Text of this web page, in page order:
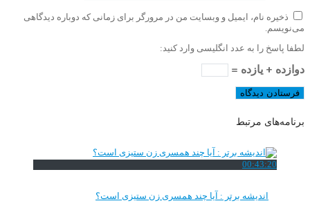
ذخیره نام، ایمیل و وبسایت من در مرورگر برای زمانی که دوباره دیدگاهی
می‌نویسم.
لطفا پاسخ را به عدد انگلیسی وارد کنید:
دوازده + یازده =
برنامه‌های مرتبط
00:43:20
اندیشه برتر : آیا چند همسری زن ستیزی است؟